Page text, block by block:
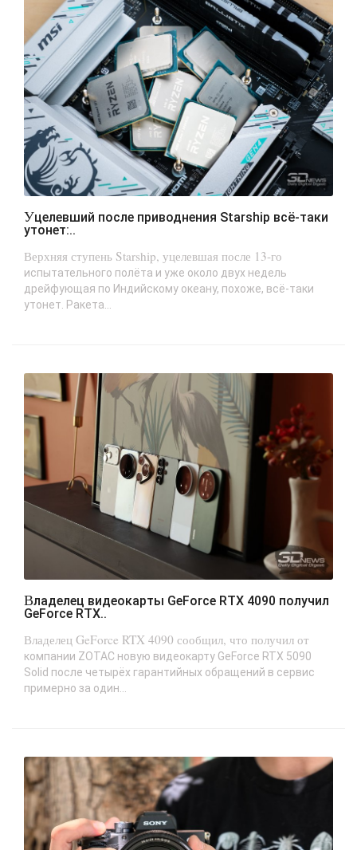
Уцелевший после приводнения Starship всё-таки
утонет:..
Верхняя ступень Starship, уцелевшая после 13-го
испытательного полёта и уже около двух недель
дрейфующая по Индийскому океану, похоже, всё-таки
утонет. Ракета...
Владелец видеокарты GeForce RTX 4090 получил
GeForce RTX..
Владелец GeForce RTX 4090 сообщил, что получил от
компании ZOTAC новую видеокарту GeForce RTX 5090
Solid после четырёх гарантийных обращений в сервис
примерно за один...